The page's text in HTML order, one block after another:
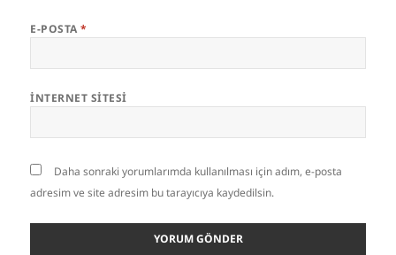
E-POSTA*
İNTERNET SITESI
Daha sonraki yorumlarımda kullanılması için adım, e-posta
adresim ve site adresim bu tarayıcıya kaydedilsin.